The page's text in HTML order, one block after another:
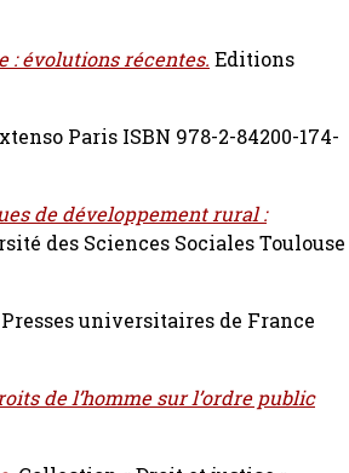
: évolutions récentes. Editions
Paris ISBN 978-2-84200-174-
de développement rural :
des Sciences Sociales Toulouse
Presses universitaires de France
de l’homme sur l’ordre public